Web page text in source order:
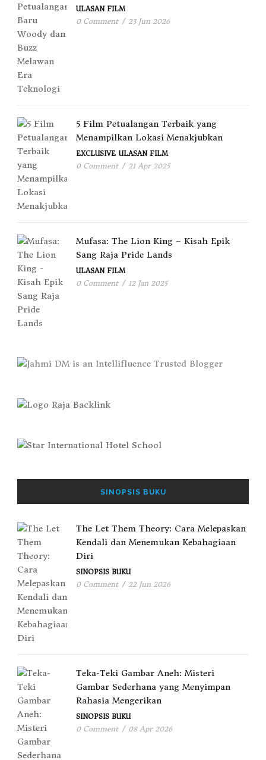
ULASAN FILM
0 Comment / 23 Jun 2026
5 Film Petualangan Terbaik yang
Menampilkan Lokasi Menakjubkan
EXCLUSIVE ULASAN FILM
0 Comment / 21 Apr 2025
Mufasa: The Lion King – Kisah Epik
Sang Raja Pride Lands
ULASAN FILM
0 Comment / 12 Jan 2025
SINOPSIS BUKU
The Let Them Theory: Cara Melepaskan
Kendali dan Menemukan Kebahagiaan
Diri
SINOPSIS BUKU
0 Comment / 22 Jun 2026
Teka-Teki Gambar Aneh: Misteri
Gambar Sederhana yang Menyimpan
Rahasia Mengerikan
SINOPSIS BUKU
0 Comment / 08 Apr 2026